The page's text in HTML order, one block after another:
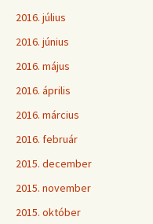
2016. július
2016. június
2016. május
2016. április
2016. március
2016. február
2015. december
2015. november
2015. október